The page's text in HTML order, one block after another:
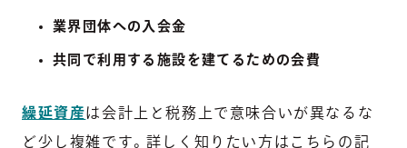
業界団体への入会金
共同で利用する施設を建てるための会費
繰延資産は会計上と税務上で意味合いが異なるな
ど少し複雑です。詳しく知りたい方はこちらの記